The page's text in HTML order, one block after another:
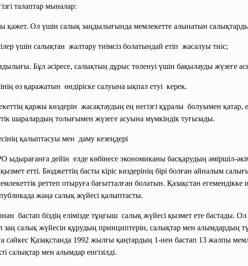
талаптар мыналар:
қажет. Ол үшін салық заңдылығында мемлекетте алынатын
үшін салықтан жалтару тиімсіз болатындай етіп жасалуы тиіс;
Бұл әсіресе, салықтың дұрыс төленуі үшін бақылауды жүзеге
өз қаражатын өндіріске салуына ықпал етуі керек.
қаржы көздерін жасақтаудың ең негізгі құралы болуымен қатар,
шаралардың толығымен жүзеге асуына мүмкіндік туғызады.
қалыптасуы мен даму кезеңдері
дейін елде көбінесе экономиканы басқарудың әміршіл-
етті. Бюджеттің басты кіріс көздерінің бірі болған айналым
реттеп отыруға бағытталған болатын. Қазақстан
жаңа салық жүйесі қалыптасты.
бастап біздің елімізде тұңғыш салық жүйесі қызмет ете бастады.
заң салық жүйесін құрудың принциптерін, салықтар мен алымдардың
сәйкес Қазақстанда 1992 жылғы қаңтардың 1-нен бастап 13 жалпы
салықтар мен алымдар енгізілді.